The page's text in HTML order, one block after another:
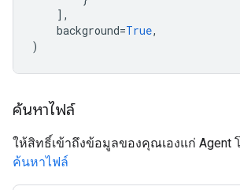
],
background=True,
)
ค้นหาไฟล์
ให้สิทธิ์เข้าถึงข้อมูลของคุณเองแก่ Agent
ค้นหาไฟล์